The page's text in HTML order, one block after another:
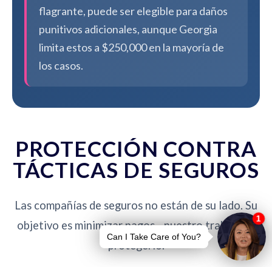
flagrante, puede ser elegible para daños
punitivos adicionales, aunque Georgia
limita estos a $250,000 en la mayoría de
los casos.
PROTECCIÓN CONTRA
TÁCTICAS DE SEGUROS
Las compañías de seguros no están de su lado. Su
objetivo es minimizar pagos - nuestro trabajo es
protegerlo.